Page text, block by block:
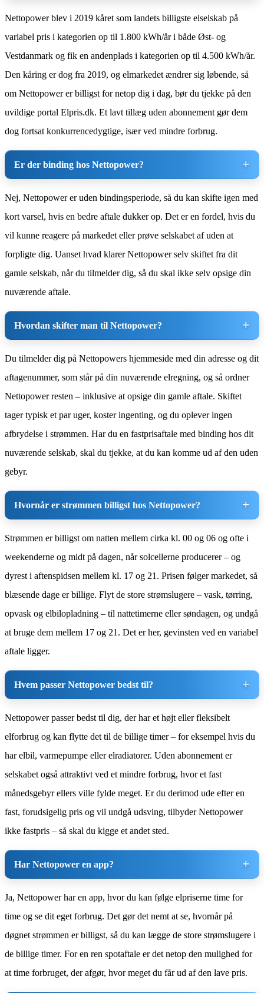
Nettopower blev i 2019 kåret som landets billigste elselskab på
variabel pris i kategorien op til 1.800 kWh/år i både Øst- og
Vestdanmark og fik en andenplads i kategorien op til 4.500 kWh/år.
Den kåring er dog fra 2019, og elmarkedet ændrer sig løbende, så
om Nettopower er billigst for netop dig i dag, bør du tjekke på den
uvildige portal Elpris.dk. Et lavt tillæg uden abonnement gør dem
dog fortsat konkurrencedygtige, især ved mindre forbrug.
Er der binding hos Nettopower?
Nej, Nettopower er uden bindingsperiode, så du kan skifte igen med
kort varsel, hvis en bedre aftale dukker op. Det er en fordel, hvis du
vil kunne reagere på markedet eller prøve selskabet af uden at
forpligte dig. Uanset hvad klarer Nettopower selv skiftet fra dit
gamle selskab, når du tilmelder dig, så du skal ikke selv opsige din
nuværende aftale.
Hvordan skifter man til Nettopower?
Du tilmelder dig på Nettopowers hjemmeside med din adresse og dit
aftagenummer, som står på din nuværende elregning, og så ordner
Nettopower resten – inklusive at opsige din gamle aftale. Skiftet
tager typisk et par uger, koster ingenting, og du oplever ingen
afbrydelse i strømmen. Har du en fastprisaftale med binding hos dit
nuværende selskab, skal du tjekke, at du kan komme ud af den uden
gebyr.
Hvornår er strømmen billigst hos Nettopower?
Strømmen er billigst om natten mellem cirka kl. 00 og 06 og ofte i
weekenderne og midt på dagen, når solcellerne producerer – og
dyrest i aftenspidsen mellem kl. 17 og 21. Prisen følger markedet, så
blæsende dage er billige. Flyt de store strømslugere – vask, tørring,
opvask og elbilopladning – til nattetimerne eller søndagen, og undgå
at bruge dem mellem 17 og 21. Det er her, gevinsten ved en variabel
aftale ligger.
Hvem passer Nettopower bedst til?
Nettopower passer bedst til dig, der har et højt eller fleksibelt
elforbrug og kan flytte det til de billige timer – for eksempel hvis du
har elbil, varmepumpe eller elradiatorer. Uden abonnement er
selskabet også attraktivt ved et mindre forbrug, hvor et fast
månedsgebyr ellers ville fylde meget. Er du derimod ude efter en
fast, forudsigelig pris og vil undgå udsving, tilbyder Nettopower
ikke fastpris – så skal du kigge et andet sted.
Har Nettopower en app?
Ja, Nettopower har en app, hvor du kan følge elpriserne time for
time og se dit eget forbrug. Det gør det nemt at se, hvornår på
døgnet strømmen er billigst, så du kan lægge de store strømslugere i
de billige timer. For en ren spotaftale er det netop den mulighed for
at time forbruget, der afgør, hvor meget du får ud af den lave pris.